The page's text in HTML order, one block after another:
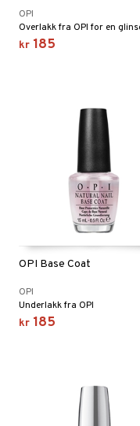
OPI
kr 185
OPI Base Coat
OPI
Underlakk fra OPI
kr 185